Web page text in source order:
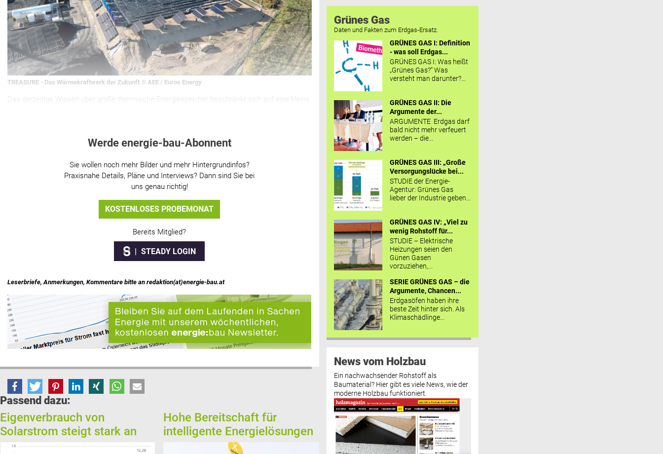
TREASURE - Das Wärmekraftwerk der Zukunft © AEE / Euros Energy
Das derzeitige Wissen über große thermische Energiespeicher beschränkt sich auf eine kleine
Werde energie-bau-Abonnent
Sie wollen noch mehr Bilder und mehr Hintergrundinfos?
Praxisnahe Details, Pläne und Interviews? Dann sind Sie bei
uns genau richtig!
KOSTENLOSES PROBEMONAT
Bereits Mitglied?
STEADY LOGIN
Leserbriefe, Anmerkungen, Kommentare bitte an redaktion(at)energie-bau.at
Passend dazu:
Eigenverbrauch von
Solarstrom steigt stark an
Hohe Bereitschaft für
intelligente Energielösungen
Grünes Gas
Daten und Fakten zum Erdgas-Ersatz.
GRÜNES GAS I: Definition
- was soll Erdgas...
GRÜNES GAS I: Was heißt
„Grünes Gas?“ Was
versteht man darunter?...
GRÜNES GAS II: Die
Argumente der...
ARGUMENTE Erdgas darf
bald nicht mehr verfeuert
werden – die...
GRÜNES GAS III: „Große
Versorgungslücke bei...
STUDIE der Energie-
Agentur: Grünes Gas
lieber der Industrie geben...
GRÜNES GAS IV: „Viel zu
wenig Rohstoff für...
STUDIE – Elektrische
Heizungen seien den
Günen Gasen
vorzuziehen,...
SERIE GRÜNES GAS – die
Argumente, Chancen...
Erdgasöfen haben ihre
beste Zeit hinter sich. Als
Klimaschädlinge...
News vom Holzbau
Ein nachwachsender Rohstoff als
Baumaterial? Hier gibt es viele News, wie der
moderne Holzbau funktioniert.